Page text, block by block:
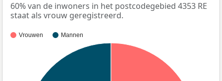
60% van de inwoners in het postcodegebied 4353 RE
staat als vrouw geregistreerd.
Vrouwen Mannen